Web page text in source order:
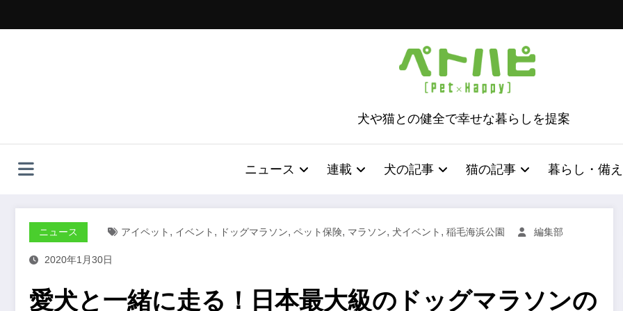
ッ
犬や猫との健全で幸せな暮らしを提案
ニュース 連載 犬の記事 猫の記事 暮らし・備え
ニュース アイペット , イベント , ドッグマラソン, ペット保険, マラソン, 犬イベント , 稲毛海浜公園 編集部
2020年1月30日
愛犬と一緒に走る！日本最大級のドッグマラソンの